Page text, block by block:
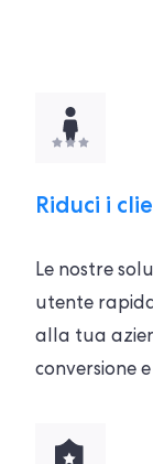
Riduci i
Le nostre
utente
alla tua
conversione